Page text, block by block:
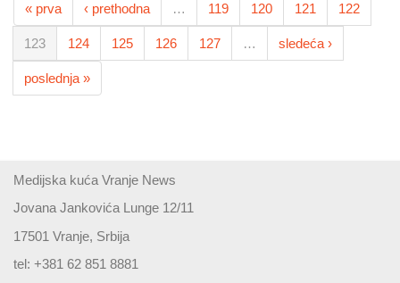
« prva ‹ prethodna … 119 120 121 122
123 124 125 126 127 … sledeća ›
poslednja »
Medijska kuća Vranje News
Jovana Jankovića Lunge 12/11
17501 Vranje, Srbija
tel: +381 62 851 8881